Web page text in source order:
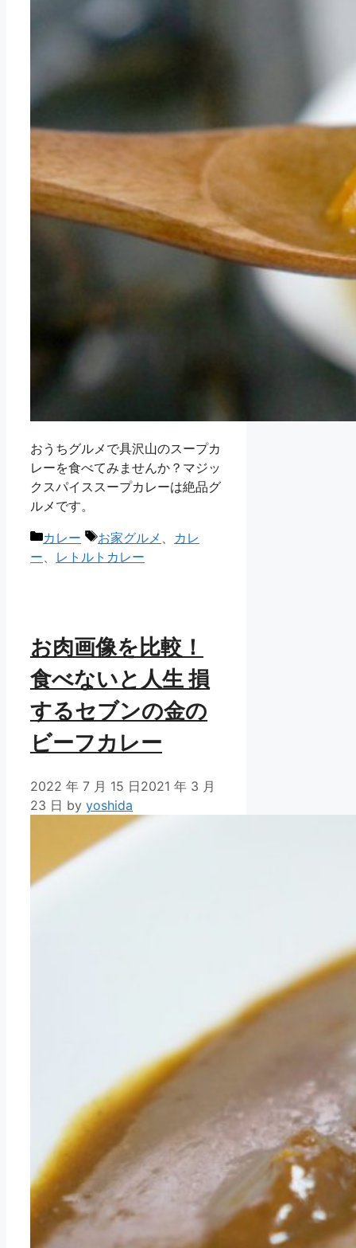
おうちグルメで具沢山のスープカ
レーを食べてみませんか？マジッ
クスパイススープカレーは絶品グ
ルメです。
カ
カレー
タ
グ
お家グルメ
カレ
ー
レトルトカレー
お肉画像を比較！
食べないと人生 損
するセブンの金の
ビーフカレー
2022 年 7 月 15 日2021 年 3 月
23 日 by yoshida